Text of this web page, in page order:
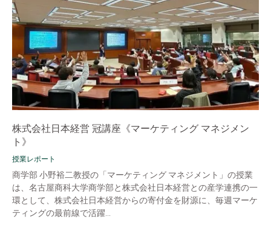
株式会社日本経営 冠講座《マーケティング マネジメン
ト》
授業レポート
商学部 小野裕二教授の「マーケティング マネジメント」の授業
は、名古屋商科大学商学部と株式会社日本経営との産学連携の一
環として、株式会社日本経営からの寄付金を財源に、毎週マーケ
ティングの最前線で活躍...